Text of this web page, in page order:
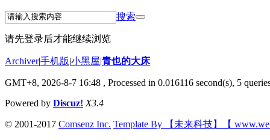
搜索
请先登录后才能继续浏览
Archiver|手机版|小黑屋|青也的大床
GMT+8, 2026-8-7 16:48 , Processed in 0.016116 second(s), 5
Powered by Discuz! X3.4
© 2001-2017 Comsenz Inc. Template By 【未来科技】【